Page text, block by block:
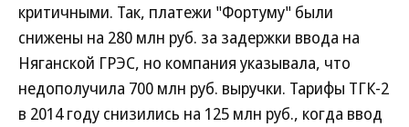
критичными. Так, платежи "Фортуму" были
снижены на 280 млн руб. за задержки ввода на
Няганской ГРЭС, но компания указывала, что
недополучила 700 млн руб. выручки. Тарифы ТГК-2
в 2014 году снизились на 125 млн руб., когда ввод